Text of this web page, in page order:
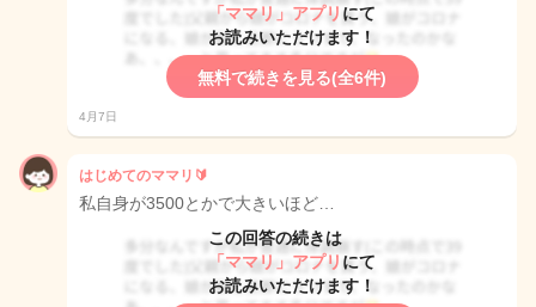
「ママリ」アプリ にて
お読みいただけます！
無料で続きを見る(全6件)
4月7日
はじめてのママリ🔰
私自身が3500とかで大きいほど…
この回答の続きは
「ママリ」アプリ にて
お読みいただけます！